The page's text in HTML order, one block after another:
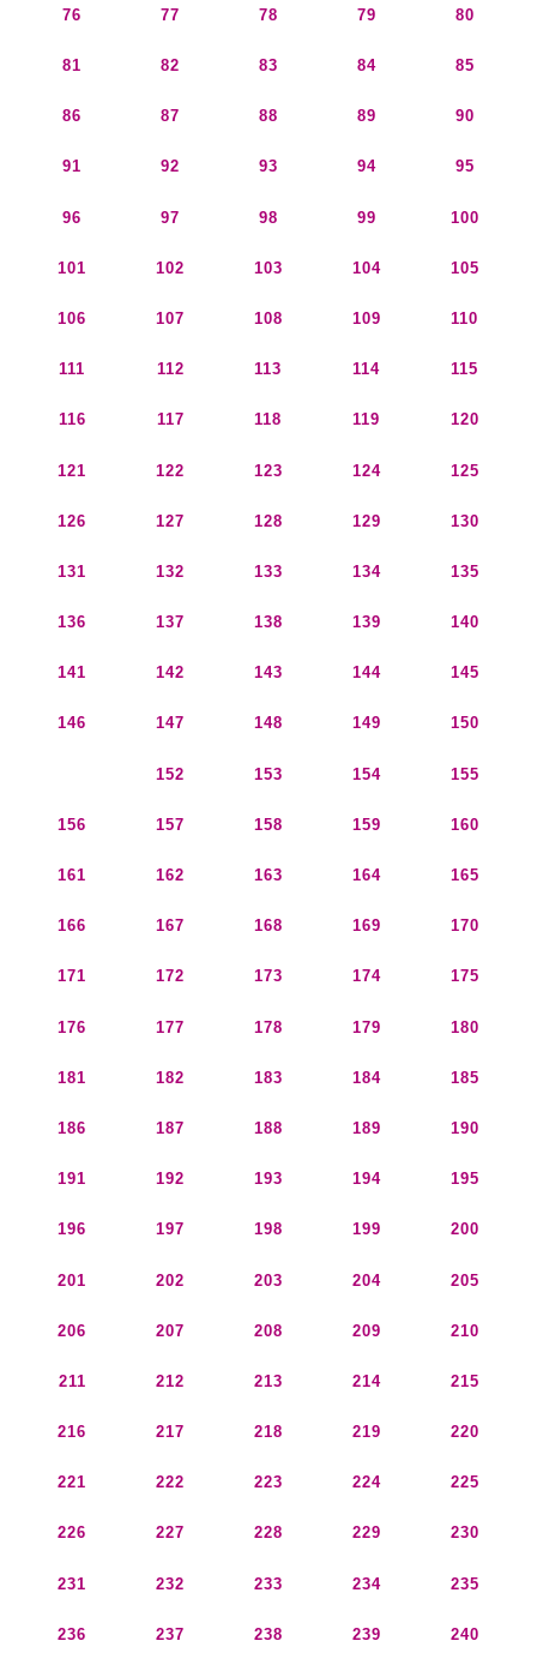
76 77 78 79 80
81 82 83 84 85
86 87 88 89 90
91 92 93 94 95
96 97 98 99 100
101 102 103 104 105
106 107 108 109 110
111 112 113 114 115
116 117 118 119 120
121 122 123 124 125
126 127 128 129 130
131 132 133 134 135
136 137 138 139 140
141 142 143 144 145
146 147 148 149 150
152 153 154 155
156 157 158 159 160
161 162 163 164 165
166 167 168 169 170
171 172 173 174 175
176 177 178 179 180
181 182 183 184 185
186 187 188 189 190
191 192 193 194 195
196 197 198 199 200
201 202 203 204 205
206 207 208 209 210
211 212 213 214 215
216 217 218 219 220
221 222 223 224 225
226 227 228 229 230
231 232 233 234 235
236 237 238 239 240